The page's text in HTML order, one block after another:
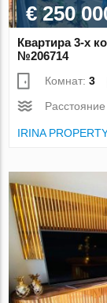
€ 250
Квартира 3-х
№206714
Комнат:3
IRINA